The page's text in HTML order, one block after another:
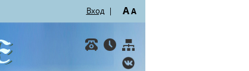
Вход | AA